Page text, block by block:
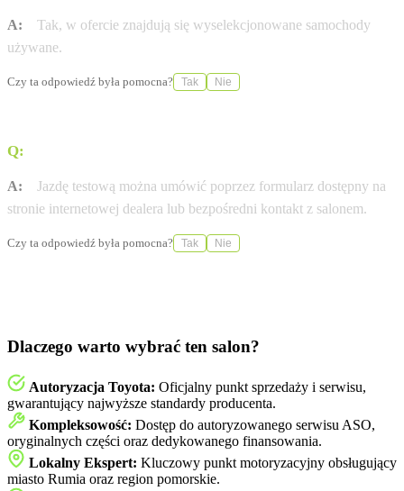
A:
Tak, w ofercie znajdują się wyselekcjonowane samochody
używane.
Czy ta odpowiedź była pomocna? Tak Nie
Q:
A:
Jazdę testową można umówić poprzez formularz dostępny na
stronie internetowej dealera lub bezpośredni kontakt z salonem.
Czy ta odpowiedź była pomocna? Tak Nie
Dlaczego warto wybrać ten salon?
Autoryzacja Toyota: Oficjalny punkt sprzedaży i serwisu,
gwarantujący najwyższe standardy producenta.
Kompleksowość: Dostęp do autoryzowanego serwisu ASO,
oryginalnych części oraz dedykowanego finansowania.
Lokalny Ekspert: Kluczowy punkt motoryzacyjny obsługujący
miasto Rumia oraz region pomorskie.